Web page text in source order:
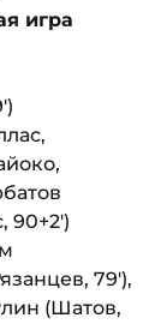
игра
90+2')
79'),
(Шатов,